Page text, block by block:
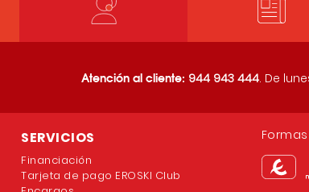
Atención al cliente: 944 943 444. De
SERVICIOS
Financiación
Tarjeta de pago EROSKI Club